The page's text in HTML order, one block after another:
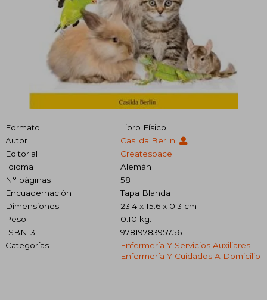
Formato
Libro Físico
Autor
Casilda Berlin
Editorial
Createspace
Idioma
Alemán
N° páginas
58
Encuadernación
Tapa Blanda
Dimensiones
23.4 x 15.6 x 0.3 cm
Peso
0.10 kg.
ISBN13
9781978395756
Categorías
Enfermería Y Servicios Auxiliares
Enfermería Y Cuidados A Domicilio